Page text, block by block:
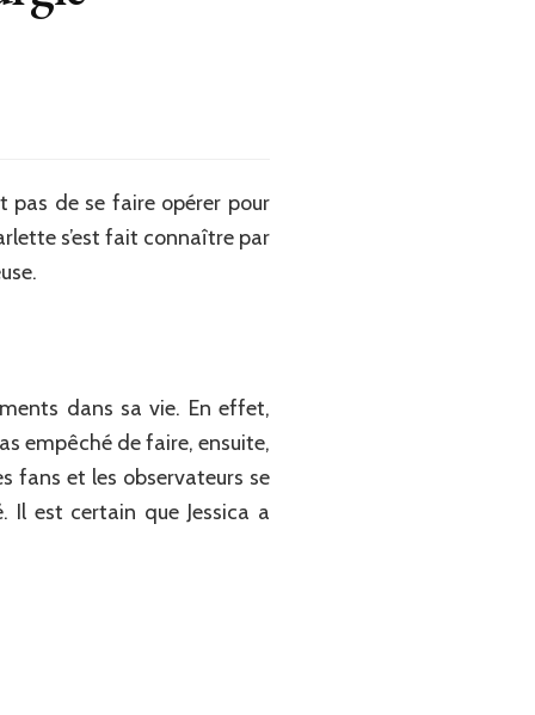
pas de se faire opérer pour
s’est fait connaître par
dans sa vie. En effet,
empêché de faire, ensuite,
fans et les observateurs se
est certain que Jessica a